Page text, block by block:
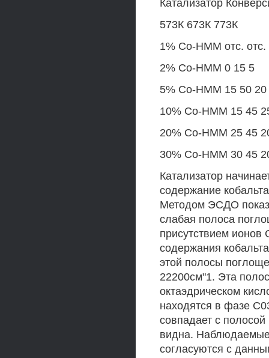
Катализатор
573К 673К 773К
1% Со-НММ отс. отс.
2% Со-НММ 0 15 5
5% Со-НММ 15 50 20
10% Со-НММ 15 45
20% Со-НММ 25 45
30% Со-НММ 30 45
Катализатор
содержание
Методом ЭСДО
слабая полоса
присутствием ионов
содержания
этой полосы
22200см"1. Эта
октаэдрическом
находятся в фазе
совпадает с
видна.
согласуются с